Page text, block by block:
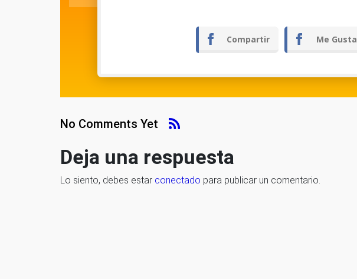
Compartir Me Gusta
No Comments Yet
Deja una respuesta
Lo siento, debes estar conectado para publicar un comentario.